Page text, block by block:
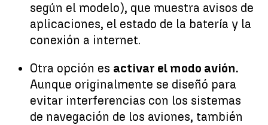
según el modelo), que muestra avisos de
aplicaciones, el estado de la batería y la
conexión a internet.
Otra opción es activar el modo avión.
Aunque originalmente se diseñó para
evitar interferencias con los sistemas
de navegación de los aviones, también